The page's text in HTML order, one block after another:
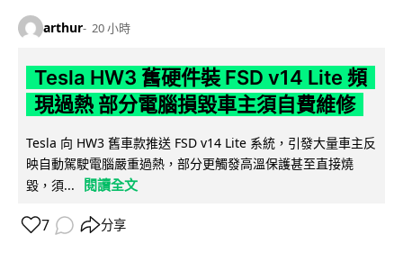
arthur 20 小時
Tesla HW3 舊硬件裝 FSD v14 Lite 頻
現過熱 部分電腦損毀車主須自費維修
Tesla 向 HW3 舊車款推送 FSD v14 Lite 系統，引發大量車主反
映自動駕駛電腦嚴重過熱，部分更觸發高溫保護甚至直接燒
毀，須...
閱讀全文
7 分享